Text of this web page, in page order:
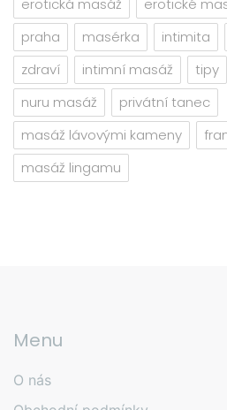
erotická masáž
erotické
praha
masérka intimita
zdraví
intimní masáž tipy
nuru masáž
privátní tanec
masáž lávovými kameny
masáž lingamu
Menu
O nás